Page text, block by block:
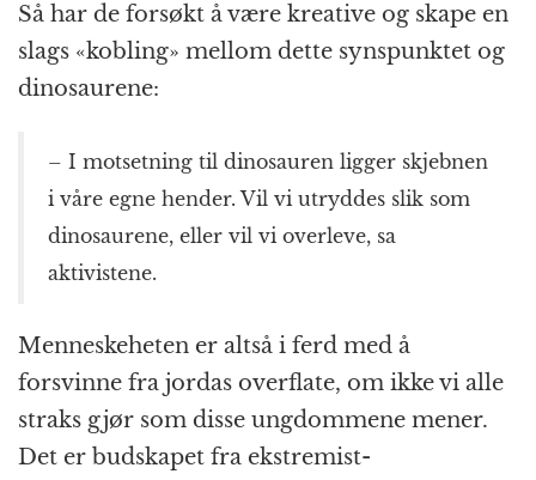
Så har de forsøkt å være kreative og skape en
slags «kobling» mellom dette synspunktet og
dinosaurene:
– I motsetning til dinosauren ligger skjebnen
i våre egne hender. Vil vi utryddes slik som
dinosaurene, eller vil vi overleve, sa
aktivistene.
Menneskeheten er altså i ferd med å
forsvinne fra jordas overflate, om ikke vi alle
straks gjør som disse ungdommene mener.
Det er budskapet fra ekstremist-